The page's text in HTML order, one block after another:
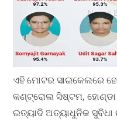
ଏହି ମୋଟର ସାଇକେଲରେ
କଣ୍ଟ୍ରୋଲ ସିଷ୍ଟମ,
ଇତ୍ୟାଦି ଅତ୍ୟାଧୁନିକ